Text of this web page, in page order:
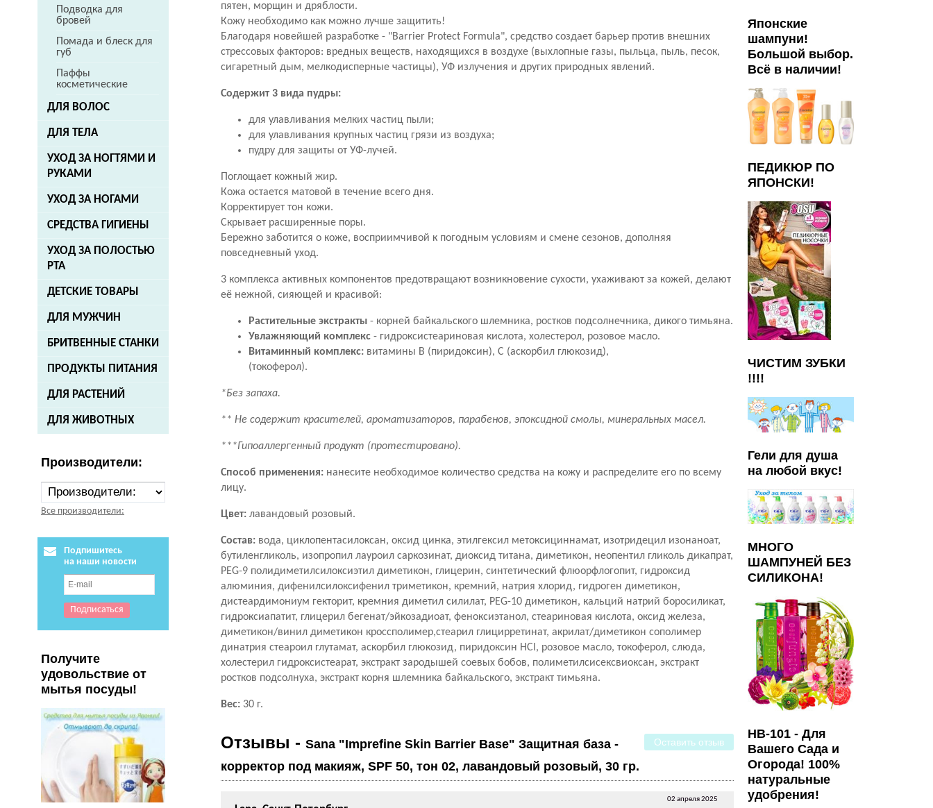
Подводка для
бровей
Помада и блеск для
губ
Паффы
косметические
ДЛЯ ВОЛОС
ДЛЯ ТЕЛА
УХОД ЗА НОГТЯМИ И
РУКАМИ
УХОД ЗА НОГАМИ
СРЕДСТВА ГИГИЕНЫ
УХОД ЗА ПОЛОСТЬЮ
РТА
ДЕТСКИЕ ТОВАРЫ
ДЛЯ МУЖЧИН
БРИТВЕННЫЕ СТАНКИ
ПРОДУКТЫ ПИТАНИЯ
ДЛЯ РАСТЕНИЙ
ДЛЯ ЖИВОТНЫХ
Производители:
Все производители:
Подпишитесь
на наши новости
Получите
удовольствие от
мытья посуды!
пятен, морщин и дряблости.
Кожу необходимо как можно лучше защитить!
Благодаря новейшей разработке - "Barrier Protect Formula", средство создает барьер против внешних
стрессовых факторов: вредных веществ, находящихся в воздухе (выхлопные газы, пыльца, пыль, песок,
сигаретный дым, мелкодисперные частицы), УФ излучения и других природных явлений.
Содержит 3 вида пудры:
для улавливания мелких частиц пыли;
для улавливания крупных частиц грязи из воздуха;
пудру для защиты от УФ-лучей.
Поглощает кожный жир.
Кожа остается матовой в течение всего дня.
Корректирует тон кожи.
Скрывает расширенные поры.
Бережно заботится о коже, восприимчивой к погодным условиям и смене сезонов, дополняя
повседневный уход.
3 комплекса активных компонентов предотвращают возникновение сухости, ухаживают за кожей, делают
её нежной, сияющей и красивой:
Растительные экстракты - корней байкальского шлемника, ростков подсолнечника, дикого тимьяна.
Увлажняющий комплекс - гидроксистеариновая кислота, холестерол, розовое масло.
Витаминный комплекс: витамины B (пиридоксин), С (аскорбил глюкозид),
(токоферол).
*Без запаха.
** Не содержит красителей, ароматизаторов, парабенов, эпоксидной смолы, минеральных масел.
***Гипоаллергенный продукт (протестировано).
Способ применения: нанесите необходимое количество средства на кожу и распределите его по всему
лицу.
Цвет:лавандовый розовый.
Состав: вода, циклопентасилоксан, оксид цинка, этилгексил метоксициннамат, изотридецил изонаноат,
бутиленгликоль, изопропил лауроил саркозинат, диоксид титана, диметикон, неопентил гликоль дикапрат,
PEG-9 полидиметилсилоксиэтил диметикон, глицерин, синтетический флюорфлогопит, гидроксид
алюминия, дифенилсилоксифенил триметикон, кремний, натрия хлорид, гидроген диметикон,
дистеардимониум гекторит, кремния диметил силилат, PEG-10 диметикон, кальций натрий боросиликат,
гидроксиапатит, глицерил бегенат/эйкозадиоат, феноксиэтанол, стеариновая кислота, оксид железа,
диметикон/винил диметикон кроссполимер,стеарил глицирретинат, акрилат/диметикон сополимер
динатрия стеароил глутамат, аскорбил глюкозид, пиридоксин HCl, розовое масло, токоферол, слюда,
холестерил гидроксистеарат, экстракт зародышей соевых бобов, полиметилсисексвиоксан, экстракт
ростков подсолнуха, экстракт корня шлемника байкальского, экстракт тимьяна.
Вес: 30 г.
Оставить отзыв
Отзывы -Sana "Imprefine Skin Barrier Base" Защитная база -
корректор под макияж, SPF 50, тон 02, лавандовый розовый, 30 гр.
02 апреля 2025
Японские
шампуни!
Большой выбор.
Всё в наличии!
ПЕДИКЮР ПО
ЯПОНСКИ!
ЧИСТИМ ЗУБКИ
!!!!
Гели для душа
на любой вкус!
МНОГО
ШАМПУНЕЙ БЕЗ
СИЛИКОНА!
HB-101 - Для
Вашего Сада и
Огорода! 100%
натуральные
удобрения!